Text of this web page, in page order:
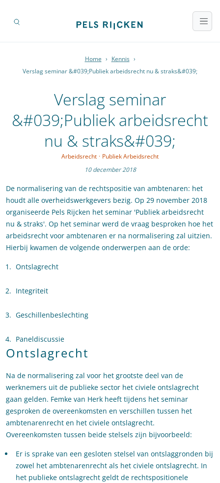
Home › Kennis ›
Verslag seminar &#039;Publiek arbeidsrecht nu & straks&#039;
Verslag seminar
&#039;Publiek arbeidsrecht
nu & straks&#039;
Arbeidsrecht · Publiek Arbeidsrecht
10 december 2018
De normalisering van de rechtspositie van ambtenaren: het
houdt alle overheidswerkgevers bezig. Op 29 november 2018
organiseerde Pels Rijcken het seminar 'Publiek arbeidsrecht
nu & straks'. Op het seminar werd de vraag besproken hoe het
arbeidsrecht voor ambtenaren er na normalisering zal uitzien.
Hierbij kwamen de volgende onderwerpen aan de orde:
Ontslagrecht
Integriteit
Geschillenbeslechting
Paneldiscussie
Ontslagrecht
Na de normalisering zal voor het grootste deel van de
werknemers uit de publieke sector het civiele ontslagrecht
gaan gelden. Femke van Herk heeft tijdens het seminar
gesproken de overeenkomsten en verschillen tussen het
ambtenarenrecht en het civiele ontslagrecht.
Overeenkomsten tussen beide stelsels zijn bijvoorbeeld:
Er is sprake van een gesloten stelsel van ontslaggronden bij
zowel het ambtenarenrecht als het civiele ontslagrecht. In
het publieke ontslagrecht geldt de rechtspositionele